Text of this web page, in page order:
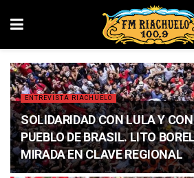
ENTREVISTA RIACHUELO
SOLIDARIDAD CON LULA Y
PUEBLO DE BRASIL. LITO
MIRADA EN CLAVE REGIONAL